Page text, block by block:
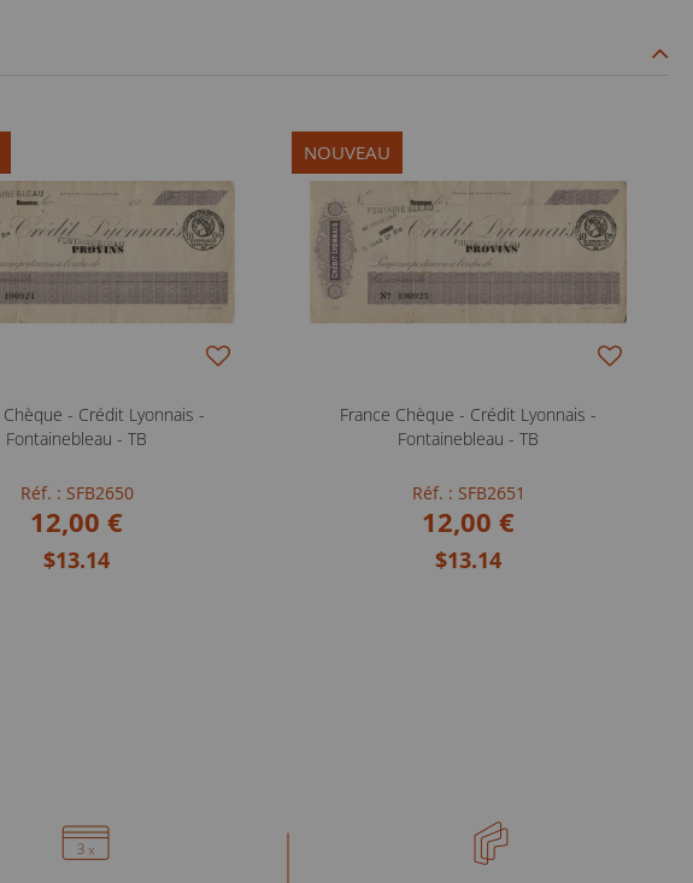
Chèque - Crédit Lyonnais -
Fontainebleau - TB
Réf. : SFB2650
12,00 €
$13.14
NOUVEAU
France Chèque - Crédit Lyonnais -
Fontainebleau - TB
Réf. : SFB2651
12,00 €
$13.14